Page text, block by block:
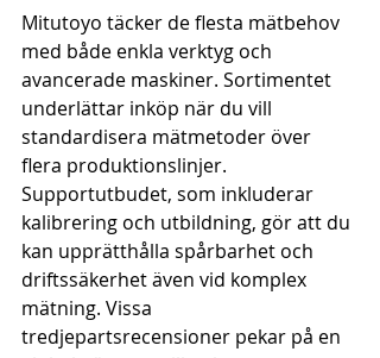
Mitutoyo täcker de flesta mätbehov
med både enkla verktyg och
avancerade maskiner. Sortimentet
underlättar inköp när du vill
standardisera mätmetoder över
flera produktionslinjer.
Supportutbudet, som inkluderar
kalibrering och utbildning, gör att du
kan upprätthålla spårbarhet och
driftssäkerhet även vid komplex
mätning. Vissa
tredjepartsrecensioner pekar på en